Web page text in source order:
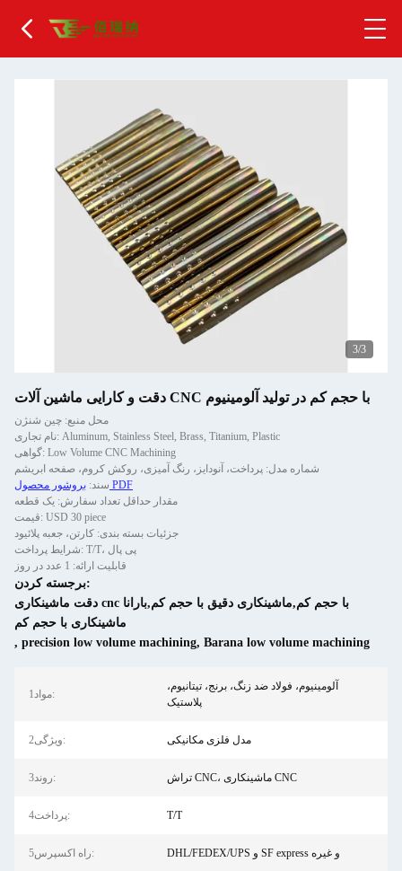
1/3
دقت و کارایی ماشین آلات CNC با حجم کم در تولید آلومینیوم
محل منبع: چین شنژن
نام تجاری: Aluminum, Stainless Steel, Brass, Titanium, Plastic
گواهی: Low Volume CNC Machining
شماره مدل: پرداخت، آنودایز، رنگ آمیزی، روکش کروم، صفحه ابریشم
سند: بروشور محصول PDF
مقدار حداقل تعداد سفارش: یک قطعه
قیمت: USD 30 piece
جزئیات بسته بندی: کارتن، جعبه پلائیود
شرایط پرداخت: T/T، پی پال
قابلیت ارائه: 1 عدد در روز
برجسته کردن:
دقت ماشینکاری cnc با حجم کم,ماشینکاری دقیق با حجم کم,بارانا
ماشینکاری با حجم کم
, precision low volume machining, Barana low volume machining
1مواد:
آلومینیوم، فولاد ضد زنگ، برنج، تیتانیوم،
پلاستیک
2ویژگی: مدل فلزی مکانیکی
3روند: تراش CNC، ماشینکاری CNC
4پرداخت: T/T
5راه اکسپرس: DHL/FEDEX/UPS و SF express و غیره